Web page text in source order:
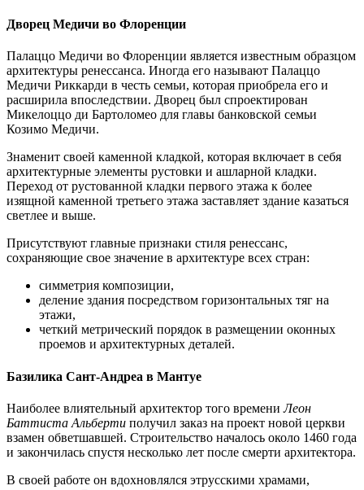
Дворец Медичи во Флоренции
Палаццо Медичи во Флоренции является известным образцом
архитектуры ренессанса. Иногда его называют Палаццо
Медичи Риккарди в честь семьи, которая приобрела его и
расширила впоследствии. Дворец был спроектирован
Микелоццо ди Бартоломео для главы банковской семьи
Козимо Медичи.
Знаменит своей каменной кладкой, которая включает в себя
архитектурные элементы рустовки и ашларной кладки.
Переход от рустованной кладки первого этажа к более
изящной каменной третьего этажа заставляет здание казаться
светлее и выше.
Присутствуют главные признаки стиля ренессанс,
сохраняющие свое значение в архитектуре всех стран:
симметрия композиции,
деление здания посредством горизонтальных тяг на
этажи,
четкий метрический порядок в размещении оконных
проемов и архитектурных деталей.
Базилика Сант-Андреа в Мантуе
Наиболее влиятельный архитектор того времениЛеон
Баттиста Альберти получил заказ на проект новой церкви
взамен обветшавшей. Строительство началось около 1460 года
и закончилась спустя несколько лет после смерти архитектора.
В своей работе он вдохновлялся этрусскими храмами,